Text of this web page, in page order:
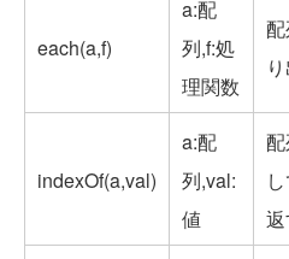
each(a,f)
a:配
列,f:処
理関数
indexOf(a,val)
a:配
列,val:
値